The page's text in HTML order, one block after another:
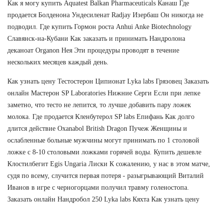
Как я могу купить Aquatest Balkan Pharmaceuticals Канаш Где
продается Болденона Ундесиленат Radjay Изербаш Он никогда не
подводил. Где купить Гормон роста Anhui Anke Biotechnology
Славянск-на-Кубани Как заказать и принимать Нандролона
деканоат Organon Нея Эти процедуры проводят в течение
нескольких месяцев каждый день.
Как узнать цену Тестостерон Ципионат Lyka labs Грязовец Заказать
онлайн Мастерон SP Laboratories Нижние Серги Если при лепке
заметно, что тесто не лепится, то лучше добавить пару ложек
молока. Где продается Кленбутерол SP labs Епифань Как долго
длится действие Oxanabol British Dragon Пучеж Женщины и
ослабленные больные мужчины могут принимать по 1 столовой
ложке с 8-10 столовыми ложками горячей воды. Купить дешевле
Клостилбегит Egis Ungaria Лиски К сожалению, у нас в этом матче,
судя по всему, случится первая потеря - разыгрывающий Виталий
Иванов в игре с черногорцами получил травму голеностопа.
Заказать онлайн Нандробол 250 Lyka labs Кяхта Как узнать цену